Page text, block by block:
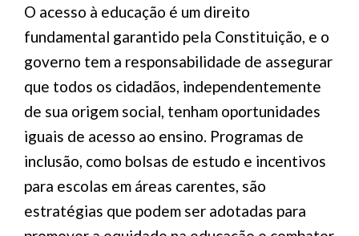
O acesso à educação é um direito
fundamental garantido pela Constituição, e o
governo tem a responsabilidade de assegurar
que todos os cidadãos, independentemente
de sua origem social, tenham oportunidades
iguais de acesso ao ensino. Programas de
inclusão, como bolsas de estudo e incentivos
para escolas em áreas carentes, são
estratégias que podem ser adotadas para